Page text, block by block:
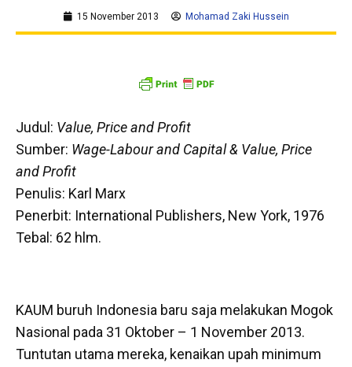
15 November 2013 Mohamad Zaki Hussein
Judul: Value, Price and Profit
Sumber: Wage-Labour and Capital & Value, Price
and Profit
Penulis: Karl Marx
Penerbit: International Publishers, New York, 1976
Tebal: 62 hlm.
KAUM buruh Indonesia baru saja melakukan Mogok
Nasional pada 31 Oktober – 1 November 2013.
Tuntutan utama mereka, kenaikan upah minimum